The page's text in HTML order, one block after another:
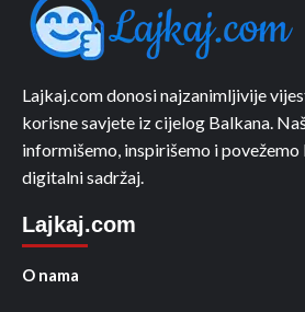
Lajkaj.com donosi najzanimljivije
korisne savjete iz cijelog Balkana.
informišemo, inspirišemo i
digitalni sadržaj.
Lajkaj.com
O nama